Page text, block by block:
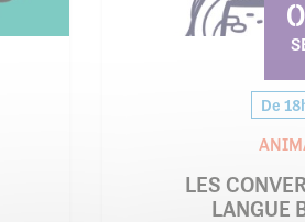
De
LES
LANGUE